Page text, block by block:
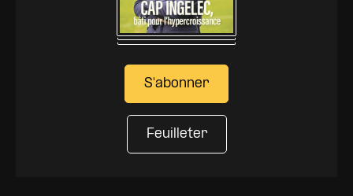
S'abonner
Feuilleter